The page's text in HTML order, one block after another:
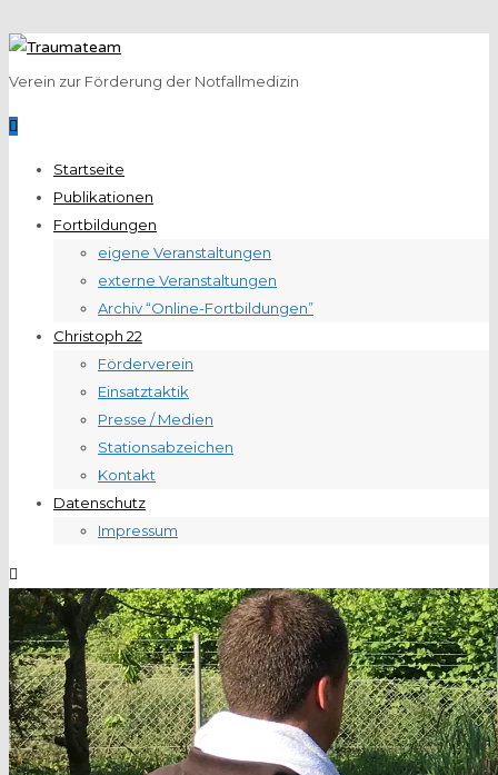
Verein zur Förderung der Notfallmedizin
Startseite
Publikationen
Fortbildungen
eigene Veranstaltungen
externe Veranstaltungen
Archiv “Online-Fortbildungen”
Christoph 22
Förderverein
Einsatztaktik
Presse / Medien
Stationsabzeichen
Kontakt
Datenschutz
Impressum